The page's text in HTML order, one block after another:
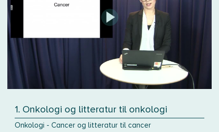
1. Onkologi og litteratur til onkologi
Onkologi - Cancer og litteratur til cancer